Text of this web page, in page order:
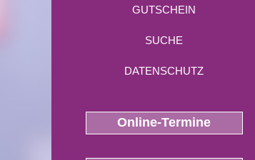
GUTSCHEIN
SUCHE
DATENSCHUTZ
Online-Termine